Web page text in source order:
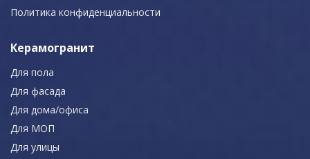
Политика конфиденциальности
Керамогранит
Для пола
Для фасада
Для дома/офиса
Для МОП
Для улицы